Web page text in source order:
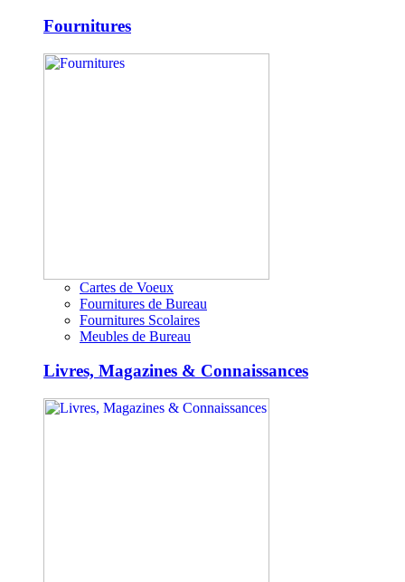
Fournitures
Cartes de Voeux
Fournitures de Bureau
Fournitures Scolaires
Meubles de Bureau
Livres, Magazines & Connaissances